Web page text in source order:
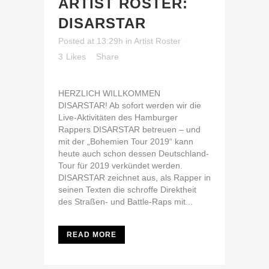
ARTIST ROSTER:
DISARSTAR
Posted at 13:29h in Artist Roster
3 Likes Share
HERZLICH WILLKOMMEN
DISARSTAR! Ab sofort werden wir die
Live-Aktivitäten des Hamburger
Rappers DISARSTAR betreuen – und
mit der „Bohemien Tour 2019“ kann
heute auch schon dessen Deutschland-
Tour für 2019 verkündet werden.
DISARSTAR zeichnet aus, als Rapper in
seinen Texten die schroffe Direktheit
des Straßen- und Battle-Raps mit...
READ MORE